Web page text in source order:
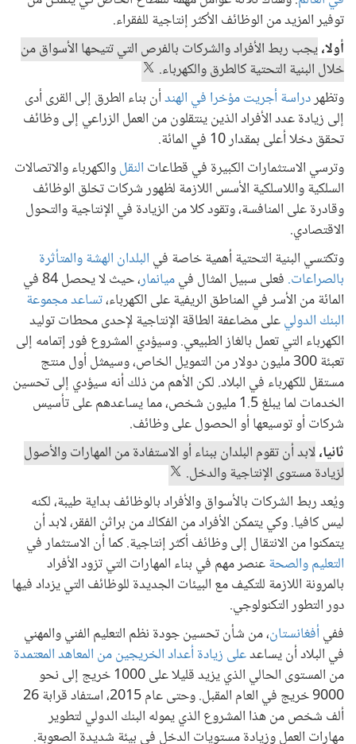
توفير المزيد من الوظائف الأكثر إنتاجية للفقراء.
أولا،يجب ربط الأفراد والشركات بالفرص التي تتيحها الأسواق من
خلال البنية التحتية كالطرق والكهرباء.
وتظهردراسة أجريت مؤخرا في الهندأن بناء الطرق إلى القرى أدى
إلى زيادة عدد الأفراد الذين ينتقلون من العمل الزراعي إلى وظائف
تحقق دخلا أعلى بمقدار 10 في المائة.
وترسي الاستثمارات الكبيرة في قطاعات النقلوالكهرباء والاتصالات
السلكية واللاسلكية الأسس اللازمة لظهور شركات تخلق الوظائف
وقادرة على المنافسة، وتقود كلا من الزيادة في الإنتاجية والتحول
الاقتصادي.
وتكتسي البنية التحتية أهمية خاصة في البلدان الهشة والمتأثرة
بالصراعات. فعلى سبيل المثال فيميانمار
، حيث لا يحصل 84 في
المائة من الأسر في المناطق الريفية على الكهرباء،تساعد مجموعة
البنك الدوليعلى مضاعفة الطاقة الإنتاجية لإحدى محطات توليد
الكهرباء التي تعمل بالغاز الطبيعي. وسيؤدي المشروع فور إتمامه إلى
تعبئة 300 مليون دولار من التمويل الخاص، وسيمثل أول منتج
مستقل للكهرباء في البلاد. لكن الأهم من ذلك أنه سيؤدي إلى تحسين
الخدمات لما يبلغ 1.5 مليون شخص، مما يساعدهم على تأسيس
شركات أو توسيعها أو الحصول على وظائف.
ثانيا،لابد أن تقوم البلدان ببناء أو الاستفادة من المهارات والأصول
لزيادة مستوى الإنتاجية والدخل.
ويُعد ربط الشركات بالأسواق والأفراد بالوظائف بداية طيبة، لكنه
ليس كافيا. وكي يتمكن الأفراد من الفكاك من براثن الفقر، لابد أن
يتمكنوا من الانتقال إلى وظائف أكثر إنتاجية. كما أن الاستثمار في
التعليموالصحةعنصر مهم في بناء المهارات التي تزود الأفراد
بالمرونة اللازمة للتكيف مع البيئات الجديدة للوظائف التي يزداد فيها
دور التطور التكنولوجي.
ففي أفغانستان، من شأن تحسين جودة نظم التعليم الفني والمهني
في البلاد أن يساعدعلى زيادة أعداد الخريجين من المعاهد المعتمدة
من المستوى الحالي الذي يزيد قليلا على 1000 خريج إلى نحو
9000 خريج في العام المقبل. وحتى عام 2015، استفاد قرابة 26
ألف شخص من هذا المشروع الذي يموله البنك الدولي لتطوير
مهارات العمل وزيادة مستويات الدخل في بيئة شديدة الصعوبة.